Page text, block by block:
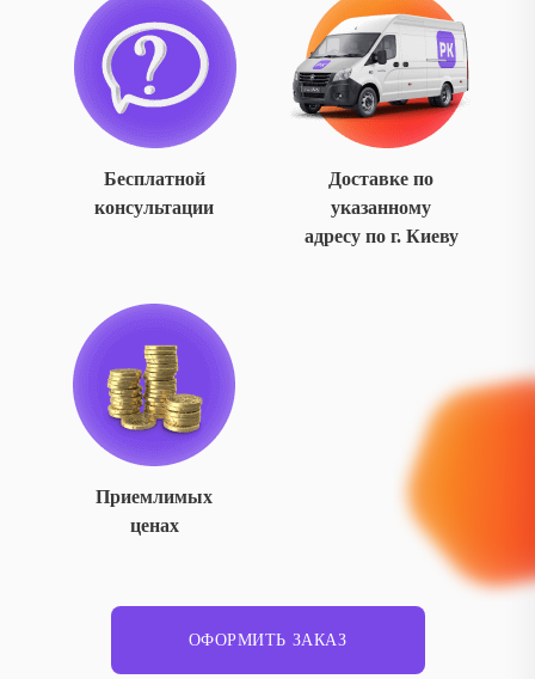
Бесплатной
консультации
Доставке по
указанному
адресу по г. Киеву
Приемлимых
ценах
ОФОРМИТЬ ЗАКАЗ